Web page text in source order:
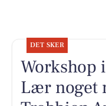
DET SKER
Workshop
Lær noget